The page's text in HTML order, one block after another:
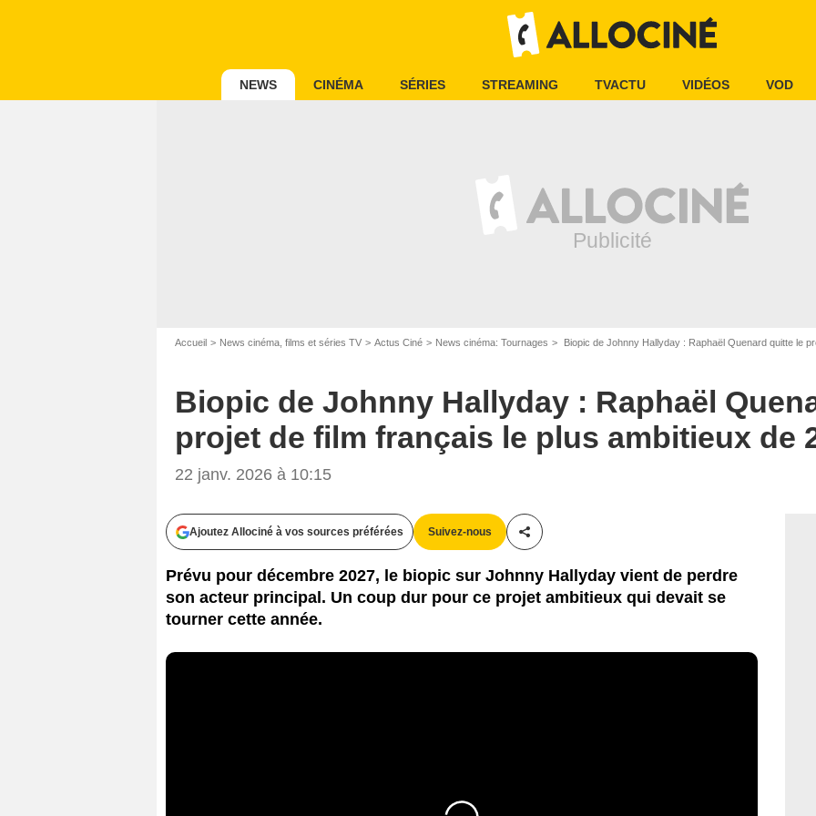
NEWS CINÉMA SÉRIES STREAMING TVACTU VIDÉOS VOD
Accueil News cinéma, films et séries TV Actus Ciné News cinéma: Tournages Biopic de Johnny Hallyday : Raphaël Quenard quitte le
Biopic de Johnny Hallyday : Raphaël
projet de film français le plus ambitieux de
22 janv. 2026 à 10:15
Ajoutez Allociné à vos sources préférées Suivez-nous
Partager cet article
Prévu pour décembre 2027, le biopic sur Johnny Hallyday vient de perdre
son acteur principal. Un coup dur pour ce projet ambitieux qui devait se
tourner cette année.